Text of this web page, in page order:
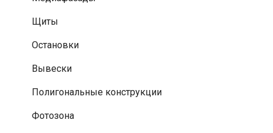
Щиты
Остановки
Вывески
Полигональные конструкции
Фотозона